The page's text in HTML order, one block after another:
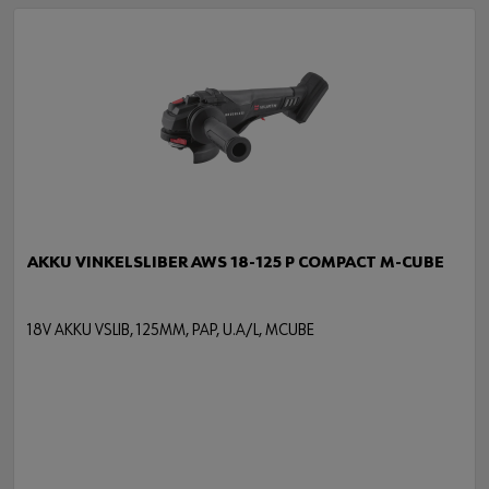
AKKU VINKELSLIBER AWS 18-125 P COMPACT M-CUBE
18V AKKU VSLIB, 125MM, PAP, U.A/L, MCUBE